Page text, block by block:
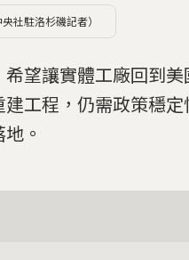
社駐洛杉磯記者）
望讓實體工廠回到
工程，仍需政策穩
。